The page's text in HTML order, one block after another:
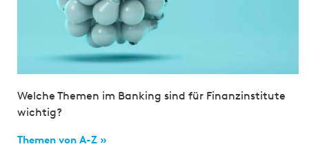
Welche Themen im Banking sind für Finanzinstitute
wichtig?
Themen von A-Z »